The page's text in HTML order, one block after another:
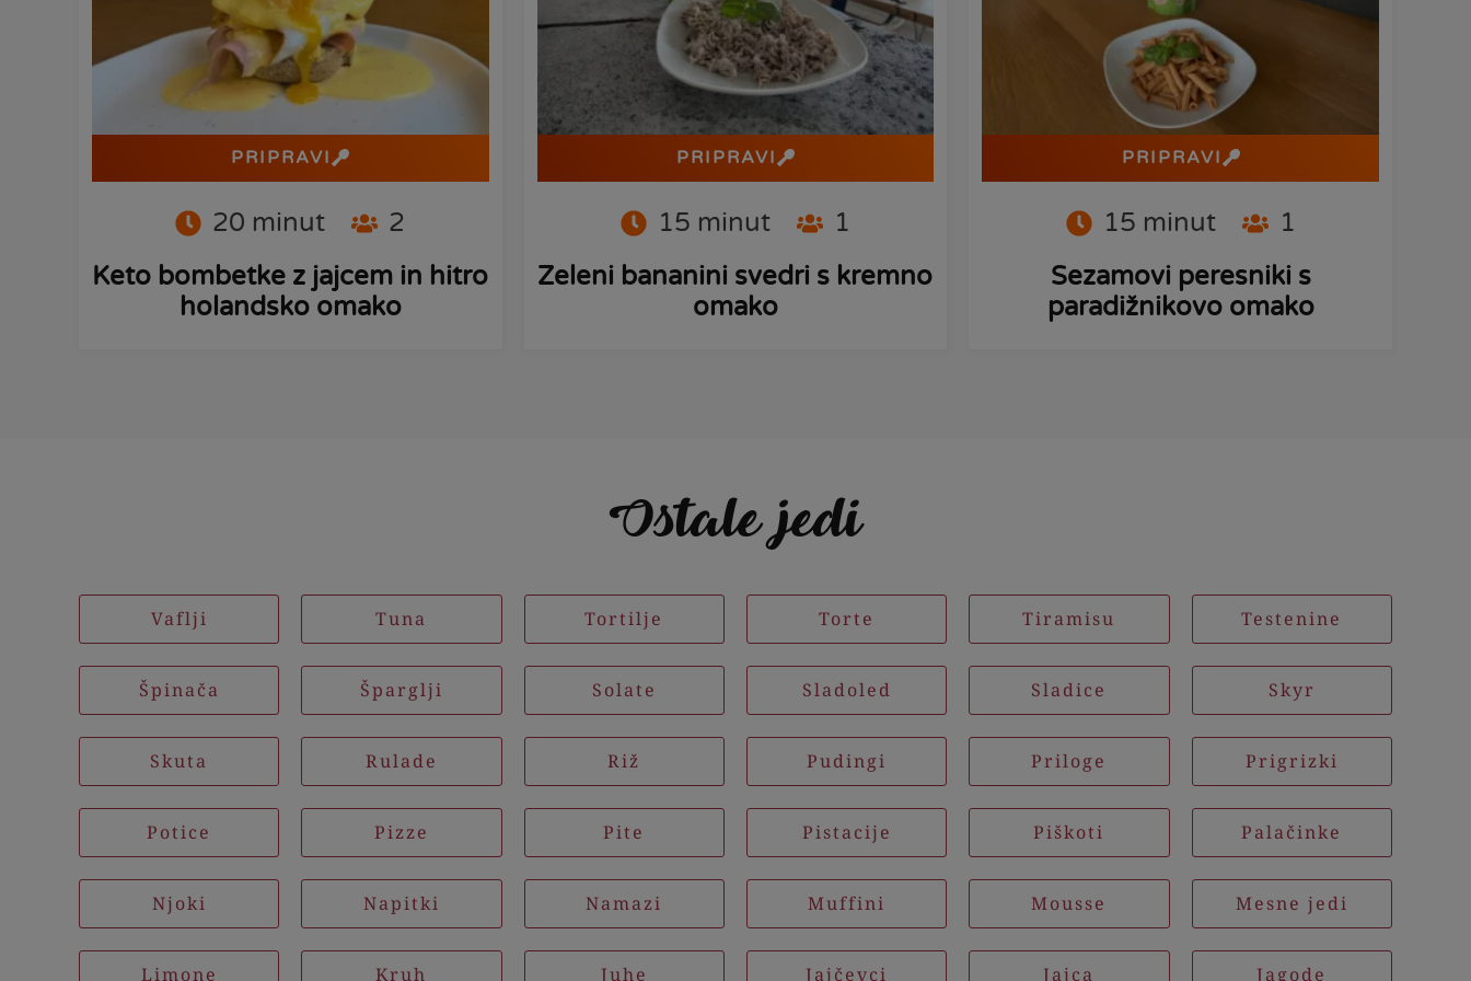
PRIPRAVI
20 minut
2
Keto bombetke z jajcem in hitro
holandsko omako
PRIPRAVI
15 minut
1
Zeleni bananini svedri s kremno
omako
PRIPRAVI
15 minut
1
Sezamovi peresniki s
paradižnikovo omako
Ostale jedi
Vaflji Tuna Tortilje Torte Tiramisu Testenine
Špinača Šparglji Solate Sladoled Sladice Skyr
Skuta Rulade Riž Pudingi Priloge Prigrizki
Potice Pizze Pite Pistacije Piškoti Palačinke
Njoki Napitki Namazi Muffini Mousse Mesne jedi
Limone Kruh Juhe Jajčevci Jajca Jagode